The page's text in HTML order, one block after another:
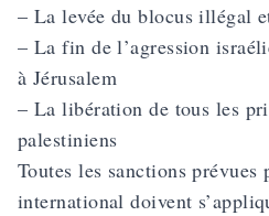
– La levée du blocus illégal
– La fin de l’agression
à Jérusalem
– La libération de tous les
palestiniens
Toutes les sanctions
international doivent